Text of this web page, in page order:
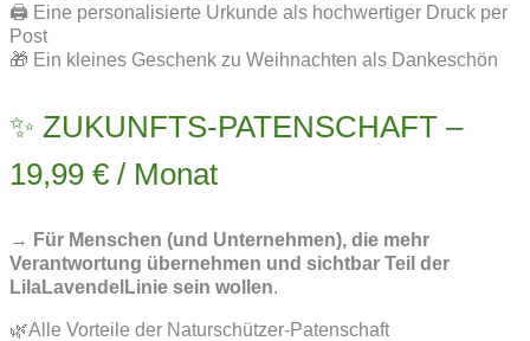
🖨️ Eine personalisierte Urkunde als hochwertiger Druck per
Post
🎁 Ein kleines Geschenk zu Weihnachten als Dankeschön
✨ ZUKUNFTS-PATENSCHAFT –
19,99 € / Monat
→ Für Menschen (und Unternehmen), die mehr
Verantwortung übernehmen und sichtbar Teil der
LilaLavendelLinie sein wollen.
🌿Alle Vorteile der Naturschützer-Patenschaft